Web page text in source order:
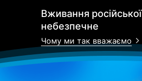
Вживання російської
небезпечне
Чому ми так вважаємо